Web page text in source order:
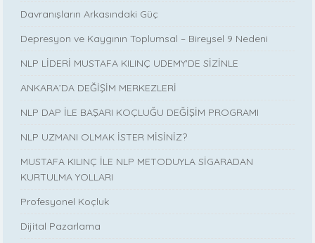
Davranışların Arkasındaki Güç
Depresyon ve Kaygının Toplumsal – Bireysel 9 Nedeni
NLP LİDERİ MUSTAFA KILINÇ UDEMY'DE SİZİNLE
ANKARA’DA DEĞİŞİM MERKEZLERİ
NLP DAP İLE BAŞARI KOÇLUĞU DEĞİŞİM PROGRAMI
NLP UZMANI OLMAK İSTER MİSİNİZ?
MUSTAFA KILINÇ İLE NLP METODUYLA SİGARADAN
KURTULMA YOLLARI
Profesyonel Koçluk
Dijital Pazarlama